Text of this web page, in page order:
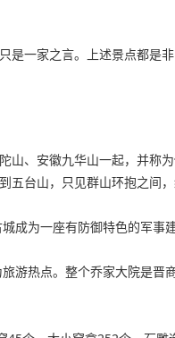
一家之言。上述景点都是
、安徽九华山一起，并称
台山，只见群山环抱之间
为一座有防御特色的军事
游热点。整个乔家大院是